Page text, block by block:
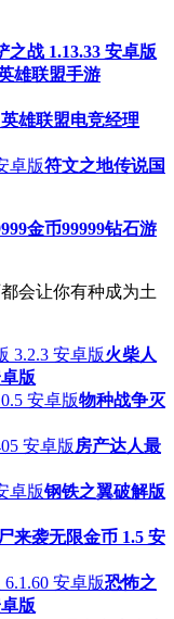
之战 1.13.33 安卓版
雄联盟手游
英雄联盟电竞经理
符文之地传说国
金币99999钻石游
会让你有种成为土
火柴人
版
物种战争灭
房产达人最
钢铁之翼破解版
来袭无限金币 1.5 安
恐怖之
版